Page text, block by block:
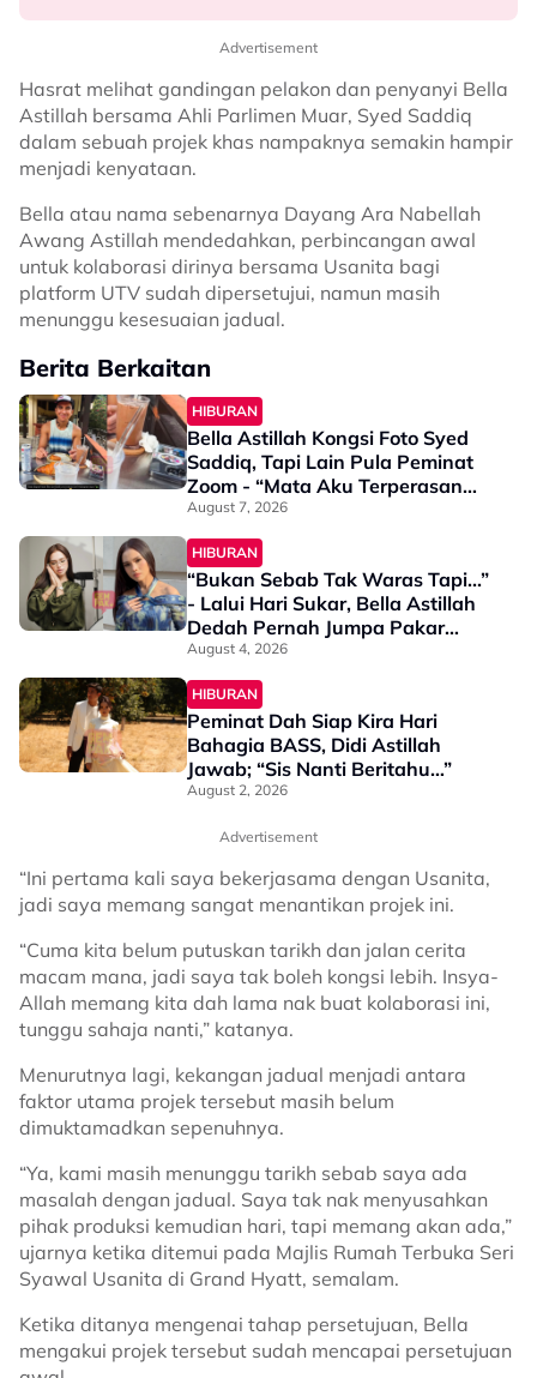
Advertisement
Hasrat melihat gandingan pelakon dan penyanyi Bella
Astillah bersama Ahli Parlimen Muar, Syed Saddiq
dalam sebuah projek khas nampaknya semakin hampir
menjadi kenyataan.
Bella atau nama sebenarnya Dayang Ara Nabellah
Awang Astillah mendedahkan, perbincangan awal
untuk kolaborasi dirinya bersama Usanita bagi
platform UTV sudah dipersetujui, namun masih
menunggu kesesuaian jadual.
Berita Berkaitan
HIBURAN
Bella Astillah Kongsi Foto Syed
Saddiq, Tapi Lain Pula Peminat
Zoom - “Mata Aku Terperasan
Sesuatu…”
August 7, 2026
HIBURAN
“Bukan Sebab Tak Waras Tapi...”
- Lalui Hari Sukar, Bella Astillah
Dedah Pernah Jumpa Pakar
Psikiatri
August 4, 2026
HIBURAN
Peminat Dah Siap Kira Hari
Bahagia BASS, Didi Astillah
Jawab; “Sis Nanti Beritahu…”
August 2, 2026
Advertisement
“Ini pertama kali saya bekerjasama dengan Usanita,
jadi saya memang sangat menantikan projek ini.
“Cuma kita belum putuskan tarikh dan jalan cerita
macam mana, jadi saya tak boleh kongsi lebih. Insya-
Allah memang kita dah lama nak buat kolaborasi ini,
tunggu sahaja nanti,” katanya.
Menurutnya lagi, kekangan jadual menjadi antara
faktor utama projek tersebut masih belum
dimuktamadkan sepenuhnya.
“Ya, kami masih menunggu tarikh sebab saya ada
masalah dengan jadual. Saya tak nak menyusahkan
pihak produksi kemudian hari, tapi memang akan ada,”
ujarnya ketika ditemui pada Majlis Rumah Terbuka Seri
Syawal Usanita di Grand Hyatt, semalam.
Ketika ditanya mengenai tahap persetujuan, Bella
mengakui projek tersebut sudah mencapai persetujuan